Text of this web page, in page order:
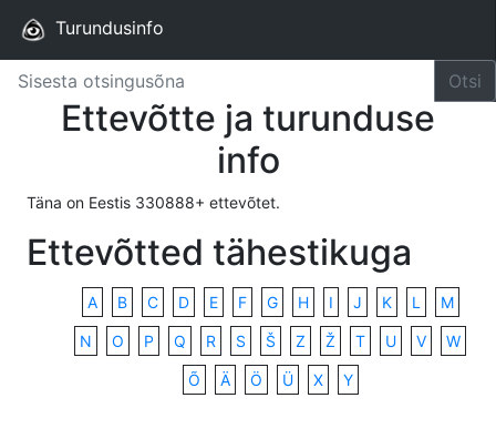
Turundusinfo
Otsi
Ettevõtte ja turunduse
info
Täna on Eestis 330888+ ettevõtet.
Ettevõtted tähestikuga
A B C D E F G H I J K L M
N O P Q R S Š Z Ž T U V W
Õ Ä Ö Ü X Y